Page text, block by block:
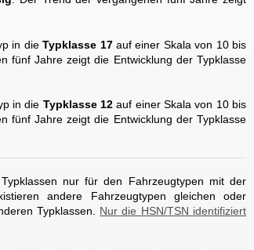
in dieTypklasse 17auf einer Skala von 10 bis
fünf Jahre zeigt die Entwicklung der Typklasse
in die Typklasse 12 auf einer Skala von 10 bis
fünf Jahre zeigt die Entwicklung der Typklasse
nur für den Fahrzeugtypen mit der
andere Fahrzeugtypen gleichen oder
Typklassen. Nur die HSN/TSN identifiziert